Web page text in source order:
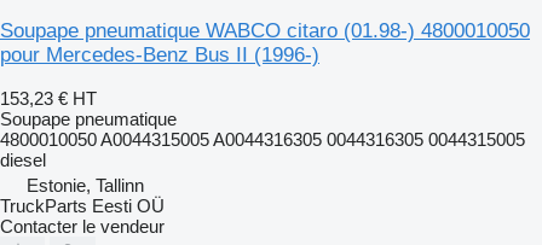
Soupape pneumatique WABCO citaro (01.98-) 4800010050
pour Mercedes-Benz Bus II (1996-)
153,23 € HT
Soupape pneumatique
4800010050 A0044315005 A0044316305 0044316305 0044315005
diesel
Estonie, Tallinn
TruckParts Eesti OÜ
Contacter le vendeur